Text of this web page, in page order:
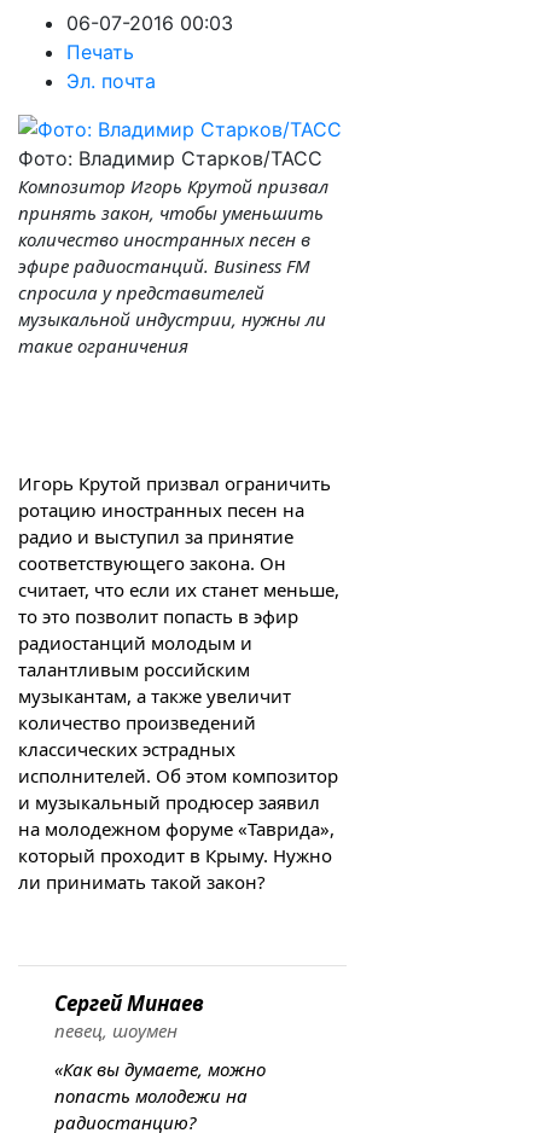
06-07-2016 00:03
Печать
Эл. почта
Фото: Владимир Старков/ТАСС
Композитор Игорь Крутой призвал
принять закон, чтобы уменьшить
количество иностранных песен в
эфире радиостанций. Business FM
спросила у представителей
музыкальной индустрии, нужны ли
такие ограничения
Игорь Крутой призвал ограничить
ротацию иностранных песен на
радио и выступил за принятие
соответствующего закона. Он
считает, что если их станет меньше,
то это позволит попасть в эфир
радиостанций молодым и
талантливым российским
музыкантам, а также увеличит
количество произведений
классических эстрадных
исполнителей. Об этом композитор
и музыкальный продюсер заявил
на молодежном форуме «Таврида»,
который проходит в Крыму. Нужно
ли принимать такой закон?
Сергей Минаев
певец, шоумен
«Как вы думаете, можно
попасть молодежи на
радиостанцию?